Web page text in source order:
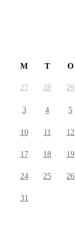
M T O
27 28 29
3 4 5
10 11 12
17 18 19
24 25 26
31